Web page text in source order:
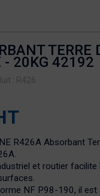
TERRE
- 20KG 42192
: R426
R426A Absorbant
et routier facilite
NF P98-190, il est